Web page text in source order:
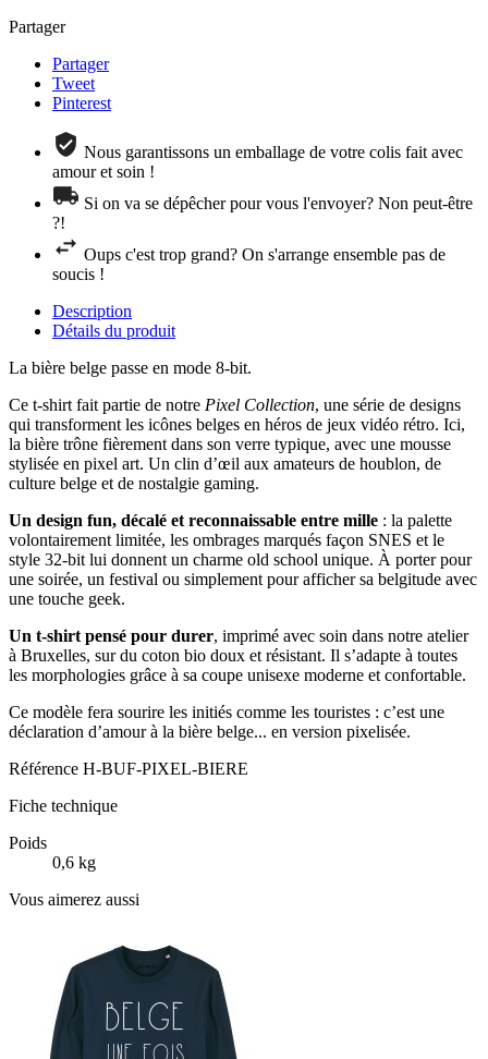
Partager
Partager
Tweet
Pinterest
Nous garantissons un emballage de votre colis fait avec
amour et soin !
Si on va se dépêcher pour vous l'envoyer? Non peut-être
?!
Oups c'est trop grand? On s'arrange ensemble pas de
soucis !
Description
Détails du produit
La bière belge passe en mode 8-bit.
Ce t-shirt fait partie de notre Pixel Collection, une série de designs
qui transforment les icônes belges en héros de jeux vidéo rétro. Ici,
la bière trône fièrement dans son verre typique, avec une mousse
stylisée en pixel art. Un clin d’œil aux amateurs de houblon, de
culture belge et de nostalgie gaming.
Un design fun, décalé et reconnaissable entre mille : la palette
volontairement limitée, les ombrages marqués façon SNES et le
style 32-bit lui donnent un charme old school unique. À porter pour
une soirée, un festival ou simplement pour afficher sa belgitude avec
une touche geek.
Un t-shirt pensé pour durer, imprimé avec soin dans notre atelier
à Bruxelles, sur du coton bio doux et résistant. Il s’adapte à toutes
les morphologies grâce à sa coupe unisexe moderne et confortable.
Ce modèle fera sourire les initiés comme les touristes : c’est une
déclaration d’amour à la bière belge... en version pixelisée.
Référence H-BUF-PIXEL-BIERE
Fiche technique
Poids
0,6 kg
Vous aimerez aussi